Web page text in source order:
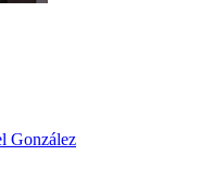
González